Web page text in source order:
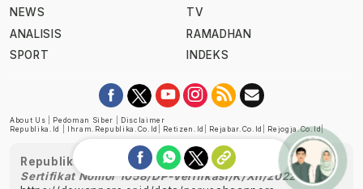
NEWS
ANALISIS
SPORT
TV
RAMADHAN
INDEKS
About Us Pedoman Siber
Disclaimer
Republika.id
Ihram.republika.co.id Retizen.id Rejabar.co.id Rejogja.co.id|
Republika telah diverifikasi oleh Dewan Pers
Sertifikat Nomor 1058/DP-Verifikasi/K/XII/2022